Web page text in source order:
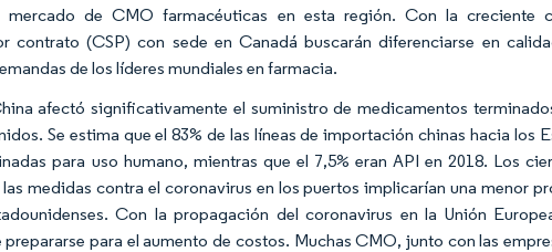
de CMO farmacéuticas en esta región. Con la creciente
contrato (CSP) con sede en Canadá buscarán diferenciarse en
de los líderes mundiales en farmacia.
afectó significativamente el suministro de medicamentos
Se estima que el 83% de las líneas de importación chinas hacia los
para uso humano, mientras que el 7,5% eran API en 2018. Los
medidas contra el coronavirus en los puertos implicarían una menor
Con la propagación del coronavirus en la Unión
para el aumento de costos. Muchas CMO, junto con las